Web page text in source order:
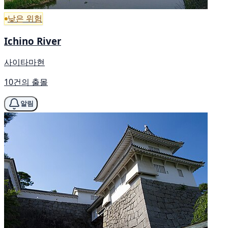
낮은 위험
Ichino River
사이타마현
10건의 출몰
알림